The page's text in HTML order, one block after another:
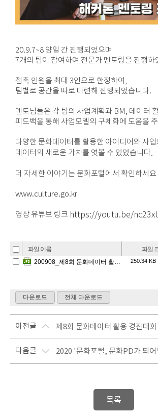
20.9.7~8 양일 간 진행되었으며
7개의 팀이 참여하여 전문가 멘토링을 진행하
접촉 인원을 최대 3인으로 한정하여,
팀별로 공간을 따로 마련해 진행되었습니다.
멘토님들은 각 팀의 사업계획과 BM, 데이터
피드백을 통해 사업모델의 구체화에 도움을
다양한 문화데이터를 활용한 아이디어와 사
데이터의 새로운 가치를 엿볼 수 있었습니다.
더 자세한 이야기는 문화포털에서 확인하세요
www.culture.go.kr
영상 유튜브 링크 https://youtu.be/
이전글
다음글
목록